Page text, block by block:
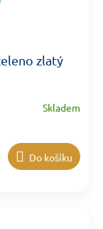
zlatý
Skladem
Do košíku